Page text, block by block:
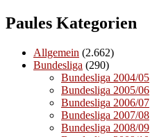
Paules Kategorien
Allgemein (2.662)
Bundesliga (290)
Bundesliga 2004/05
Bundesliga 2005/06
Bundesliga 2006/07
Bundesliga 2007/08
Bundesliga 2008/09